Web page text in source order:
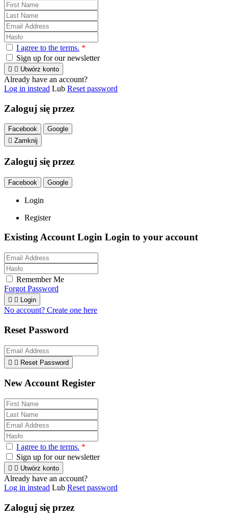
I agree to the terms. *
Sign up for our newsletter
  Utwórz konto
Already have an account?
Log in instead Lub Reset password
Zaloguj się przez
Facebook
Google
 Zamknij
Zaloguj się przez
Facebook Google
Login
Register
Existing Account Login Login to your account
Remember Me
Forgot Password
  Login
No account? Create one here
Reset Password
  Reset Password
New Account Register
I agree to the terms. *
Sign up for our newsletter
  Utwórz konto
Already have an account?
Log in instead Lub Reset password
Zaloguj się przez